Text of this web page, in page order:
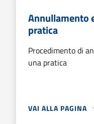
Annullamento
pratica
Procedimento di
una pratica
VAI ALLA PAGINA